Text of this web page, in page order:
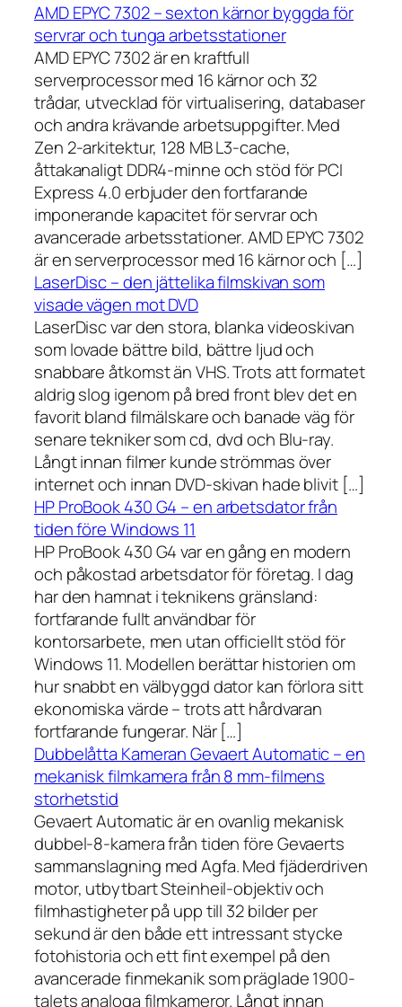
AMD EPYC 7302 – sexton kärnor byggda för
servrar och tunga arbetsstationer
AMD EPYC 7302 är en kraftfull
serverprocessor med 16 kärnor och 32
trådar, utvecklad för virtualisering, databaser
och andra krävande arbetsuppgifter. Med
Zen 2-arkitektur, 128 MB L3-cache,
åttakanaligt DDR4-minne och stöd för PCI
Express 4.0 erbjuder den fortfarande
imponerande kapacitet för servrar och
avancerade arbetsstationer. AMD EPYC 7302
är en serverprocessor med 16 kärnor och […]
LaserDisc – den jättelika filmskivan som
visade vägen mot DVD
LaserDisc var den stora, blanka videoskivan
som lovade bättre bild, bättre ljud och
snabbare åtkomst än VHS. Trots att formatet
aldrig slog igenom på bred front blev det en
favorit bland filmälskare och banade väg för
senare tekniker som cd, dvd och Blu-ray.
Långt innan filmer kunde strömmas över
internet och innan DVD-skivan hade blivit […]
HP ProBook 430 G4 – en arbetsdator från
tiden före Windows 11
HP ProBook 430 G4 var en gång en modern
och påkostad arbetsdator för företag. I dag
har den hamnat i teknikens gränsland:
fortfarande fullt användbar för
kontorsarbete, men utan officiellt stöd för
Windows 11. Modellen berättar historien om
hur snabbt en välbyggd dator kan förlora sitt
ekonomiska värde – trots att hårdvaran
fortfarande fungerar. När […]
Dubbelåtta Kameran Gevaert Automatic – en
mekanisk filmkamera från 8 mm-filmens
storhetstid
Gevaert Automatic är en ovanlig mekanisk
dubbel-8-kamera från tiden före Gevaerts
sammanslagning med Agfa. Med fjäderdriven
motor, utbytbart Steinheil-objektiv och
filmhastigheter på upp till 32 bilder per
sekund är den både ett intressant stycke
fotohistoria och ett fint exempel på den
avancerade finmekanik som präglade 1900-
talets analoga filmkameror. Långt innan